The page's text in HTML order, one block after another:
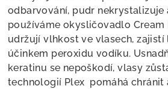
odbarvování, pudr nekrystalizuje
používáme okysličovadlo Cream
udržují vlhkost ve vlasech,
účinkem peroxidu vodíku.
keratinu se nepoškodí, vlasy
technologií Plex pomáhá